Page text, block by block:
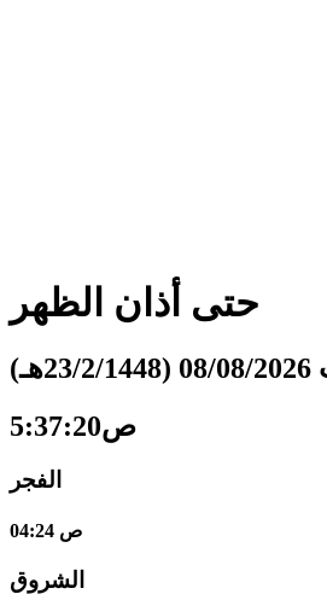
حتى أذان الظهر
5:37:21ص
الفجر
04:24 ص
الشروق